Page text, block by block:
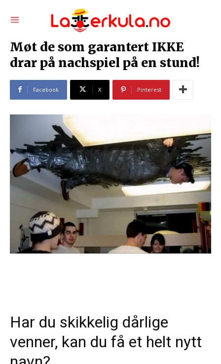
Møt de som garantert IKKE
drar på nachspiel på en stund!
Facebook X Pinterest
Har du skikkelig dårlige
venner, kan du få et helt nytt